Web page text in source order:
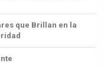
que Brillan en la